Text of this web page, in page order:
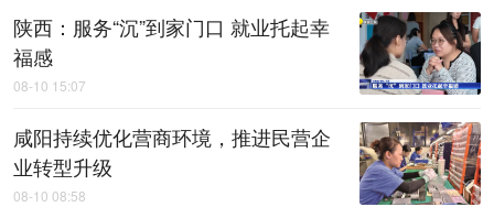
陕西：服务“沉”到家门口 就业托起幸
福感
08-10 15:07
咸阳持续优化营商环境，推进民营企
业转型升级
08-10 08:58